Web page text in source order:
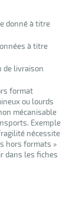
donné à titre
à titre
de livraison
format
ou lourds
mécanisable
Exemple
nécessite
hors formats »
dans les fiches